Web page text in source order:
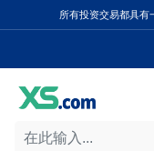
所有投资交易都具有